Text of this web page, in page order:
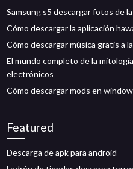
Samsung s5 descargar fotos de
Cómo descargar la aplicación
Cómo descargar música gratis a
El mundo completo de la
electrónicos
Cómo descargar mods en
Featured
Descarga de apk para android